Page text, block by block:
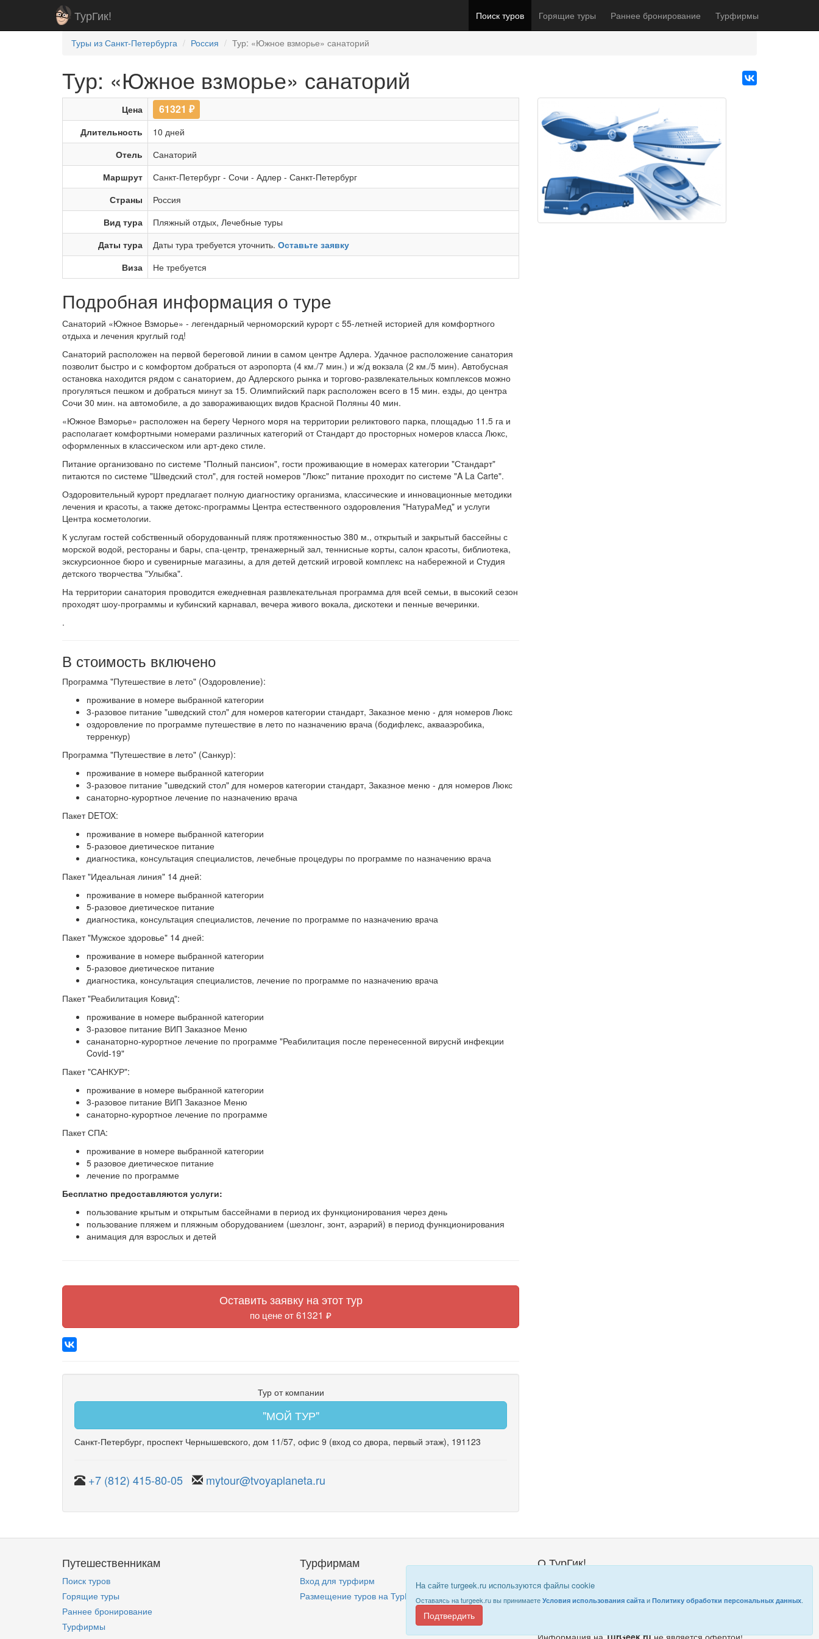
ТурГик! Поиск туров Горящие туры Раннее бронирование Турфирмы
Туры из Санкт-Петербурга Россия Тур: «Южное взморье» санаторий
Тур: «Южное взморье» санаторий
Цена 61321 ₽
Длительность
10 дней
Отель
Санаторий
Маршрут
Санкт-Петербург - Сочи - Адлер - Санкт-Петербург
Страны
Россия
Вид тура
Пляжный отдых, Лечебные туры
Даты тура
Даты тура требуется уточнить. Оставьте заявку
Виза
Не требуется
Подробная информация о туре
Санаторий «Южное Взморье» - легендарный черноморский курорт с 55-летней историей для комфортного
отдыха и лечения круглый год!
Санаторий расположен на первой береговой линии в самом центре Адлера. Удачное расположение санатория
позволит быстро и с комфортом добраться от аэропорта (4 км./7 мин.) и ж/д вокзала (2 км./5 мин). Автобусная
остановка находится рядом с санаторием, до Адлерского рынка и торгово-развлекательных комплексов можно
прогуляться пешком и добраться минут за 15. Олимпийский парк расположен всего в 15 мин. езды, до центра
Сочи 30 мин. на автомобиле, а до завораживающих видов Красной Поляны 40 мин.
«Южное Взморье» расположен на берегу Черного моря на территории реликтового парка, площадью 11.5 га и
располагает комфортными номерами различных категорий от Стандарт до просторных номеров класса Люкс,
оформленных в классическом или арт-деко стиле.
Питание организовано по системе "Полный пансион", гости проживающие в номерах категории "Стандарт"
питаются по системе "Шведский стол", для гостей номеров "Люкс" питание проходит по системе "A La Carte".
Оздоровительный курорт предлагает полную диагностику организма, классические и инновационные методики
лечения и красоты, а также детокс-программы Центра естественного оздоровления "НатураМед" и услуги
Центра косметологии.
К услугам гостей собственный оборудованный пляж протяженностью 380 м., открытый и закрытый бассейны с
морской водой, рестораны и бары, спа-центр, тренажерный зал, теннисные корты, салон красоты, библиотека,
экскурсионное бюро и сувенирные магазины, а для детей детский игровой комплекс на набережной и Студия
детского творчества "Улыбка".
На территории санатория проводится ежедневная развлекательная программа для всей семьи, в высокий сезон
проходят шоу-программы и кубинский карнавал, вечера живого вокала, дискотеки и пенные вечеринки.
.
В стоимость включено
Программа "Путешествие в лето" (Оздоровление):
проживание в номере выбранной категории
3-разовое питание "шведский стол" для номеров категории стандарт, Заказное меню - для номеров Люкс
оздоровление по программе путешествие в лето по назначению врача (бодифлекс, аквааэробика,
терренкур)
Программа "Путешествие в лето" (Санкур):
проживание в номере выбранной категории
3-разовое питание "шведский стол" для номеров категории стандарт, Заказное меню - для номеров Люкс
санаторно-курортное лечение по назначению врача
Пакет DETOX:
проживание в номере выбранной категории
5-разовое диетическое питание
диагностика, консультация специалистов, лечебные процедуры по программе по назначению врача
Пакет "Идеальная линия" 14 дней:
проживание в номере выбранной категории
5-разовое диетическое питание
диагностика, консультация специалистов, лечение по программе по назначению врача
Пакет "Мужское здоровье" 14 дней:
проживание в номере выбранной категории
5-разовое диетическое питание
диагностика, консультация специалистов, лечение по программе по назначению врача
Пакет "Реабилитация Ковид":
проживание в номере выбранной категории
3-разовое питание ВИП Заказное Меню
сананаторно-курортное лечение по программе "Реабилитация после перенесенной вируснй инфекции
Covid-19"
Пакет "САНКУР":
проживание в номере выбранной категории
3-разовое питание ВИП Заказное Меню
санаторно-курортное лечение по программе
Пакет СПА:
проживание в номере выбранной категории
5 разовое диетическое питание
лечение по программе
Бесплатно предоставляются услуги:
пользование крытым и открытым бассейнами в период их функционирования через день
пользование пляжем и пляжным оборудованием (шезлонг, зонт, аэрарий) в период функционирования
анимация для взрослых и детей
Оставить заявку на этот тур
по цене от 61321 ₽
Тур от компании
"МОЙ ТУР"
Санкт-Петербург, проспект Чернышевского, дом 11/57, офис 9 (вход со двора, первый этаж), 191123
+7 (812) 415-80-05 mytour@tvoyaplaneta.ru
На сайте turgeek.ru используются файлы cookie
Оставаясь на turgeek.ru вы принимаете Условия использования сайта и Политику обработки персональных данных.
Подтвердить
Путешественникам
Поиск туров
Горящие туры
Раннее бронирование
Турфирмы
Турфирмам
Вход для турфирм
Размещение туров на ТурГик!
О ТурГик!
Кто такой ТурГик?
Правовая информация
Информация наTurGeek.ruне является офертой!